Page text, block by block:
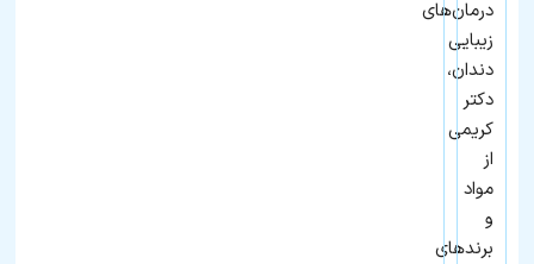
درمان‌های
زیبایی
دندان،
دکتر
کریمی
از
مواد
و
برندهای